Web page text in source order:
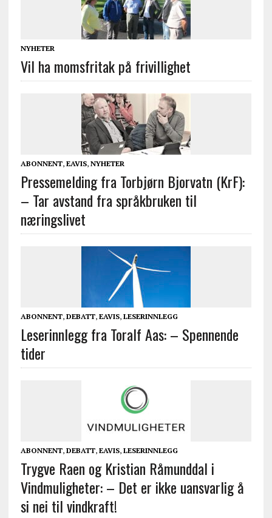
NYHETER
Vil ha momsfritak på frivillighet
ABONNENT, EAVIS, NYHETER
Pressemelding fra Torbjørn Bjorvatn (KrF):
– Tar avstand fra språkbruken til
næringslivet
ABONNENT, DEBATT, EAVIS, LESERINNLEGG
Leserinnlegg fra Toralf Aas: – Spennende
tider
ABONNENT, DEBATT, EAVIS, LESERINNLEGG
Trygve Raen og Kristian Råmunddal i
Vindmuligheter: – Det er ikke uansvarlig å
si nei til vindkraft!